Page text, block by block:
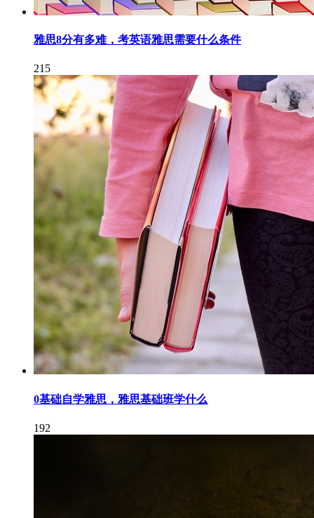
雅思8分有多难，考英语雅思需要什么条件
215
0基础自学雅思，雅思基础班学什么
192